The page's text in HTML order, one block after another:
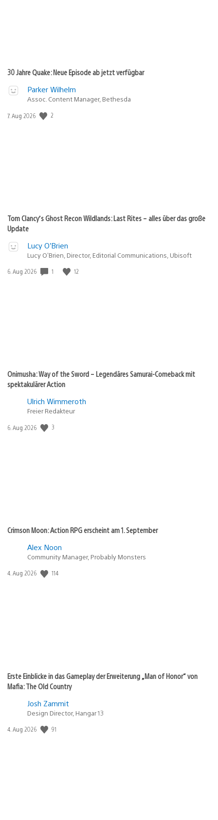
30 Jahre Quake: Neue Episode ab jetzt verfügbar
Parker Wilhelm
Assoc. Content Manager, Bethesda
Veröffentlichungsdatum:
7. Aug 2026 2
Tom Clancy’s Ghost Recon Wildlands: Last Rites – alles über das große
Update
Lucy O’Brien
Lucy O’Brien, Director, Editorial Communications, Ubisoft
Veröffentlichungsdatum:
6. Aug 2026 1 12
Onimusha: Way of the Sword – Legendäres Samurai-Comeback mit
spektakulärer Action
Ulrich Wimmeroth
Freier Redakteur
Veröffentlichungsdatum:
6. Aug 2026 3
Crimson Moon: Action RPG erscheint am 1. September
Alex Noon
Community Manager, Probably Monsters
Veröffentlichungsdatum:
4. Aug 2026 114
Erste Einblicke in das Gameplay der Erweiterung „Man of Honor“ von
Mafia: The Old Country
Josh Zammit
Design Director, Hangar 13
Veröffentlichungsdatum:
4. Aug 2026 91